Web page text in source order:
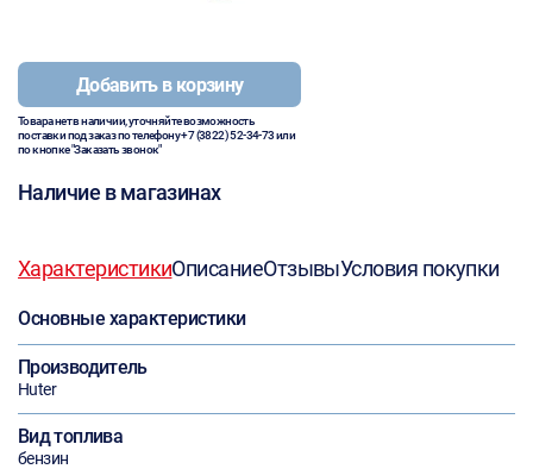
Добавить в корзину
Товара нет в наличии, уточняйте возможность
поставки под заказ по телефону+7 (3822) 52-34-73или
по кнопке "Заказать звонок"
Наличие в магазинах
ХарактеристикиОписаниеОтзывыУсловия покупки
Основные характеристики
Производитель
Huter
Вид топлива
бензин